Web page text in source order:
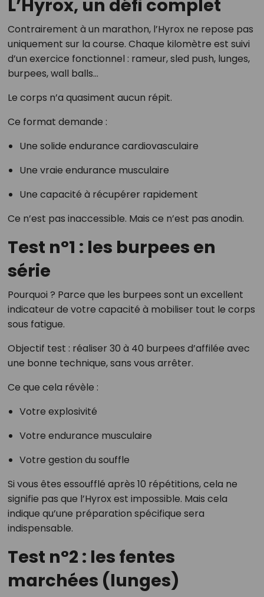
L’Hyrox, un défi complet
Contrairement à un marathon, l’Hyrox ne repose pas
uniquement sur la course. Chaque kilomètre est suivi
d’un exercice fonctionnel : rameur, sled push, lunges,
burpees, wall balls…
Le corps n’a quasiment aucun répit.
Ce format demande :
Une solide endurance cardiovasculaire
Une vraie endurance musculaire
Une capacité à récupérer rapidement
Ce n’est pas inaccessible. Mais ce n’est pas anodin.
Test n°1 : les burpees en
série
Pourquoi ? Parce que les burpees sont un excellent
indicateur de votre capacité à mobiliser tout le corps
sous fatigue.
Objectif test : réaliser 30 à 40 burpees d’affilée avec
une bonne technique, sans vous arrêter.
Ce que cela révèle :
Votre explosivité
Votre endurance musculaire
Votre gestion du souffle
Si vous êtes essoufflé après 10 répétitions, cela ne
signifie pas que l’Hyrox est impossible. Mais cela
indique qu’une préparation spécifique sera
indispensable.
Test n°2 : les fentes
marchées (lunges)